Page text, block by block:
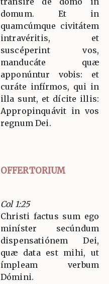
domum. Et in
quamcúmque civitátem
intravéritis, et
suscéperint vos,
manducáte quæ
apponúntur vobis: et
curáte infírmos, qui in
illa sunt, et dícite illis:
Appropinquávit in vos
regnum Dei.
OFFERTORIUM
Col 1:25
Christi factus sum ego
miníster secúndum
dispensatiónem Dei,
quæ data est mihi, ut
ímpleam verbum
Dómini.